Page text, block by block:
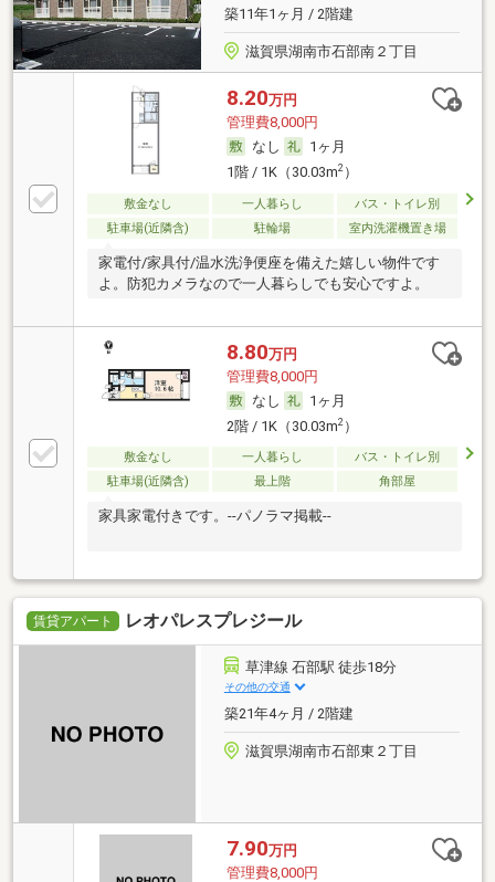
築11年1ヶ月 / 2階建
滋賀県湖南市石部南２丁目
8.20万円
管理費8,000円
なし
1ヶ月
1階 / 1K（30.03m2）
敷金なし 一人暮らし
バス・トイレ別
駐車場(近隣含)
駐輪場 室内洗濯機置き場
家電付/家具付/温水洗浄便座を備えた嬉しい物件です
よ。防犯カメラなので一人暮らしでも安心ですよ。
8.80万円
管理費8,000円
なし
1ヶ月
2階 / 1K（30.03m2）
敷金なし 一人暮らし
バス・トイレ別
駐車場(近隣含)
最上階 角部屋
家具家電付きです。--パノラマ掲載--
賃貸アパート レオパレスプレジール
草津線 石部駅 徒歩18分
その他の交通
築21年4ヶ月 / 2階建
滋賀県湖南市石部東２丁目
7.90万円
管理費8,000円